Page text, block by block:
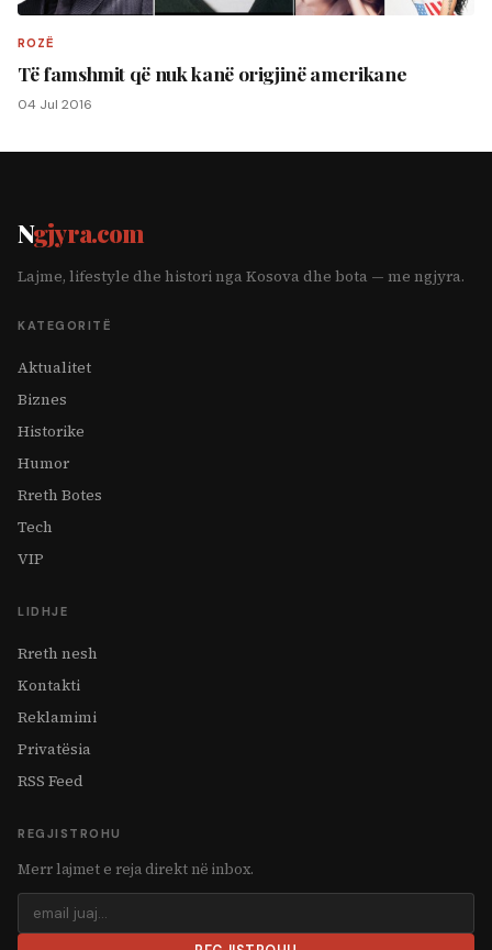
ROZË
Të famshmit që nuk kanë origjinë amerikane
04 Jul 2016
Ngjyra.com
Lajme, lifestyle dhe histori nga Kosova dhe bota — me ngjyra.
KATEGORITË
Aktualitet
Biznes
Historike
Humor
Rreth Botes
Tech
VIP
LIDHJE
Rreth nesh
Kontakti
Reklamimi
Privatësia
RSS Feed
REGJISTROHU
Merr lajmet e reja direkt në inbox.